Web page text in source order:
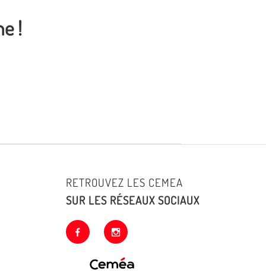
!
RETROUVEZ LES CEMEA
SUR LES RÉSEAUX SOCIAUX
facebook instagram